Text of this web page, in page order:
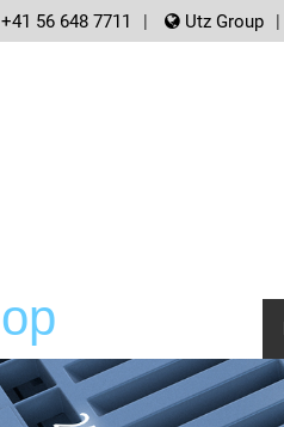
56 648 7711 Utz Group